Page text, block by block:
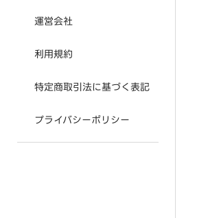
運営会社
利用規約
特定商取引法に基づく表記
プライバシーポリシー